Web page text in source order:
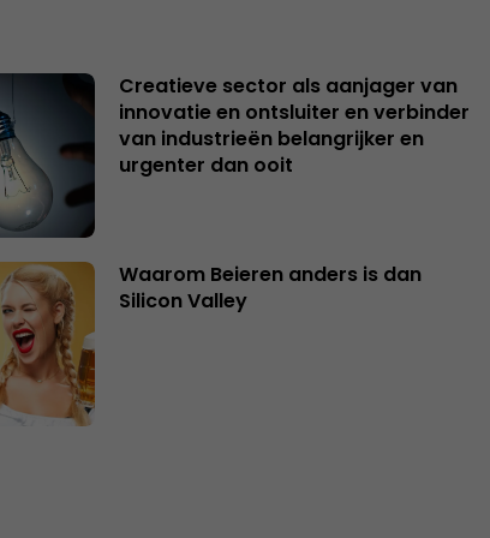
Creatieve sector als aanjager van
innovatie en ontsluiter en verbinder
van industrieën belangrijker en
urgenter dan ooit
Waarom Beieren anders is dan
Silicon Valley